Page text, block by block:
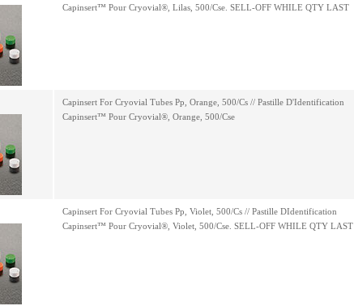
Capinsert™ Pour Cryovial®, Lilas, 500/Cse. SELL-OFF WHILE QTY LAST
Capinsert For Cryovial Tubes Pp, Orange, 500/Cs // Pastille D'Identification
Capinsert™ Pour Cryovial®, Orange, 500/Cse
Capinsert For Cryovial Tubes Pp, Violet, 500/Cs // Pastille DIdentification
Capinsert™ Pour Cryovial®, Violet, 500/Cse. SELL-OFF WHILE QTY LAST